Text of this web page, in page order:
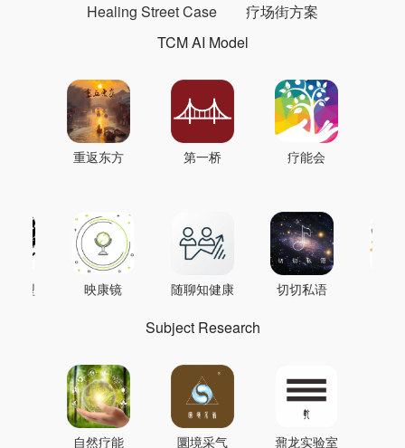
Healing Street Case
疗场街方案
TCM AI Model
重返东方 第一桥 疗能会
模型 映康镜 随聊知健康 切切私语
Subject Research
自然疗能 圜境采气 鼐龙实验室